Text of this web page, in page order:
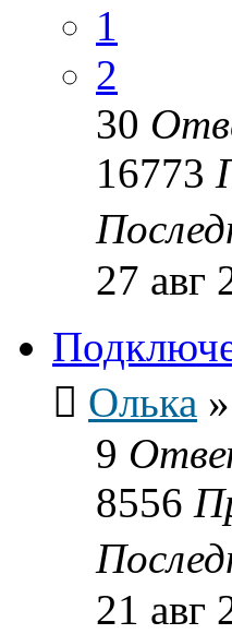
1
2
30
16773
27 авг
Олька »
9
8556
21 авг